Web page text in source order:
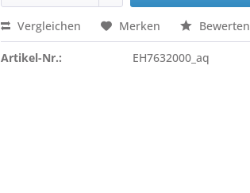
Vergleichen Merken Bewerten
Artikel-Nr.: EH7632000_aq